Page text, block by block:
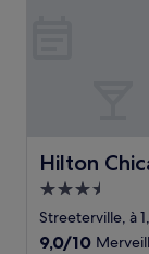
Hilton
Hilton
Hébergement
3.5 étoiles
Streeterville, à
9.0
9,0/10